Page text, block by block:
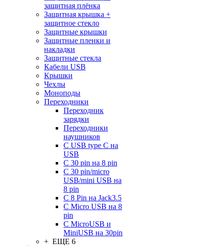
защитная плёнка
Защитная крышка +
защитное стекло
Защитные крышки
Защитные пленки и
накладки
Защитные стекла
Кабели USB
Крышки
Чехлы
Моноподы
Переходники
Переходник
зарядки
Переходники
наушников
С USB type C на
USB
С 30 pin на 8 pin
С 30 pin/micro
USB/mini USB на
8 pin
С 8 Pin на Jack3.5
С Micro USB на 8
pin
С MicroUSB и
MiniUSB на 30pin
+ ЕЩЕ 6